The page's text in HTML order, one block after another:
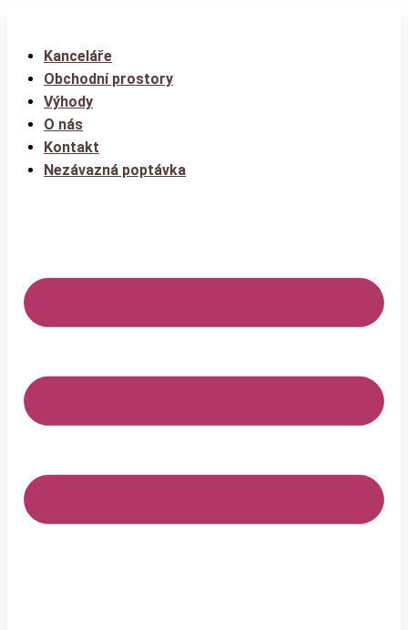
Kanceláře
Obchodní prostory
Výhody
O nás
Kontakt
Nezávazná poptávka